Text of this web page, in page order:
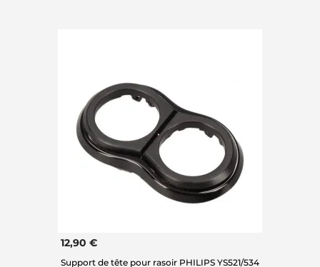
12,90 €
Support de tête pour rasoir PHILIPS YS521/534